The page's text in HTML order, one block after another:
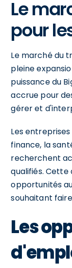
Le
pour
Le marché du
pleine
puissance du
accrue pour
gérer et
Les
finance, la
recherchent
qualifiés.
opportunités
souhaitant
Les